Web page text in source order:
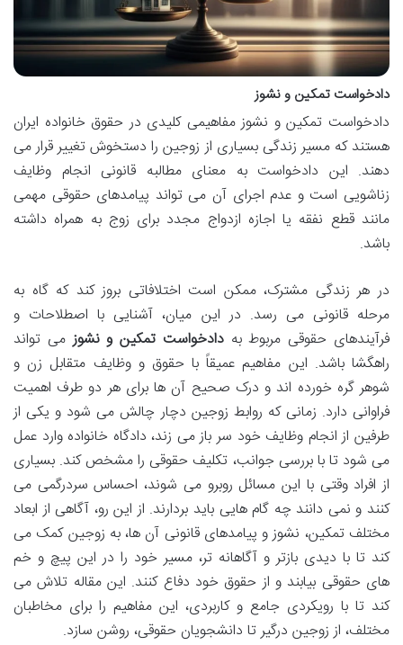
دادخواست تمکین و نشوز
دادخواست تمکین و نشوز مفاهیمی کلیدی در حقوق خانواده ایران
هستند که مسیر زندگی بسیاری از زوجین را دستخوش تغییر قرار می
دهند. این دادخواست به معنای مطالبه قانونی انجام وظایف
زناشویی است و عدم اجرای آن می تواند پیامدهای حقوقی مهمی
مانند قطع نفقه یا اجازه ازدواج مجدد برای زوج به همراه داشته
باشد.
در هر زندگی مشترک، ممکن است اختلافاتی بروز کند که گاه به
مرحله قانونی می رسد. در این میان، آشنایی با اصطلاحات و
فرآیندهای حقوقی مربوط بهدادخواست تمکین و نشوزمی تواند
راهگشا باشد. این مفاهیم عمیقاً با حقوق و وظایف متقابل زن و
شوهر گره خورده اند و درک صحیح آن ها برای هر دو طرف اهمیت
فراوانی دارد. زمانی که روابط زوجین دچار چالش می شود و یکی از
طرفین از انجام وظایف خود سر باز می زند، دادگاه خانواده وارد عمل
می شود تا با بررسی جوانب، تکلیف حقوقی را مشخص کند. بسیاری
از افراد وقتی با این مسائل روبرو می شوند، احساس سردرگمی می
کنند و نمی دانند چه گام هایی باید بردارند. از این رو، آگاهی از ابعاد
مختلف تمکین، نشوز و پیامدهای قانونی آن ها، به زوجین کمک می
کند تا با دیدی بازتر و آگاهانه تر، مسیر خود را در این پیچ و خم
های حقوقی بیابند و از حقوق خود دفاع کنند. این مقاله تلاش می
کند تا با رویکردی جامع و کاربردی، این مفاهیم را برای مخاطبان
مختلف، از زوجین درگیر تا دانشجویان حقوقی، روشن سازد.